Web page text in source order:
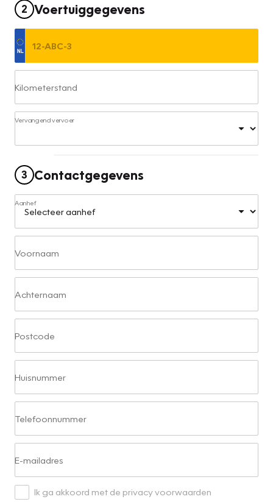
2 Voertuiggegevens
Kilometerstand
Vervangend vervoer
3 Contactgegevens
Aanhef
Voornaam
Achternaam
Postcode
Huisnummer
Telefoonnummer
E-mailadres
Ik ga akkoord met de privacy voorwaarden